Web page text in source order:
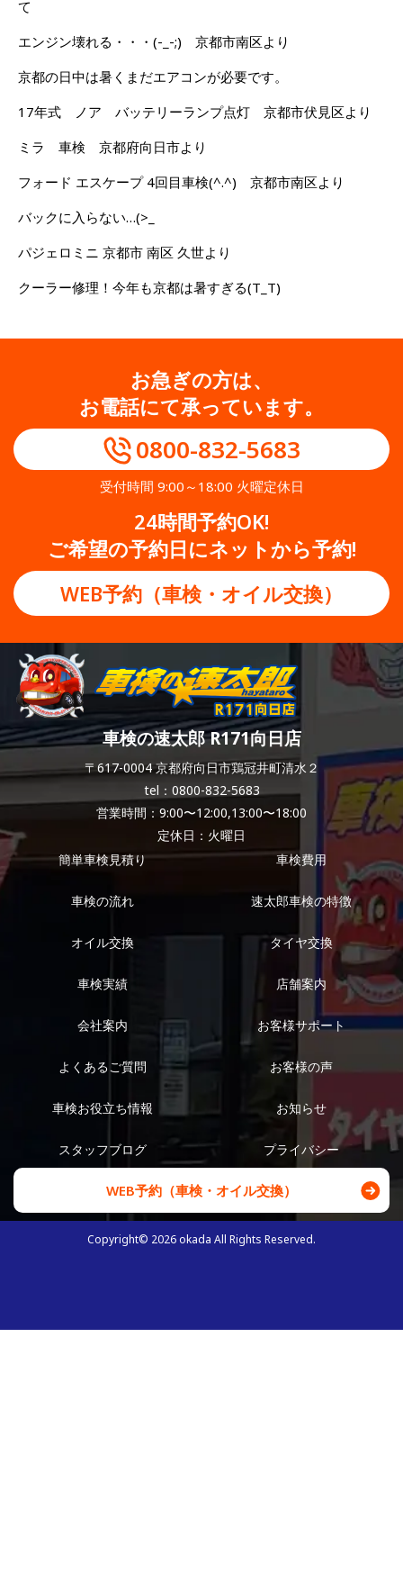
て
エンジン壊れる・・・(-_-;) 京都市南区より
京都の日中は暑くまだエアコンが必要です。
17年式 ノア バッテリーランプ点灯 京都市伏見区より
ミラ 車検 京都府向日市より
フォード エスケープ 4回目車検(^.^) 京都市南区より
バックに入らない…(>_
パジェロミニ 京都市 南区 久世より
クーラー修理！今年も京都は暑すぎる(T_T)
お急ぎの方は、
お電話にて承っています。
0800-832-5683
受付時間 9:00～18:00 火曜定休日
24時間予約OK!
ご希望の予約日にネットから予約!
WEB予約（車検・オイル交換）
車検の速太郎 R171向日店
〒617-0004 京都府向日市鶏冠井町清水２
tel：0800-832-5683
営業時間：9:00〜12:00,13:00〜18:00
定休日：火曜日
簡単車検見積り
車検費用
車検の流れ 速太郎車検の特徴
オイル交換 タイヤ交換
車検実績 店舗案内
会社案内 お客様サポート
よくあるご質問 お客様の声
車検お役立ち情報 お知らせ
スタッフブログ プライバシー
WEB予約（車検・オイル交換）
Copyright© 2026okada All Rights Reserved.